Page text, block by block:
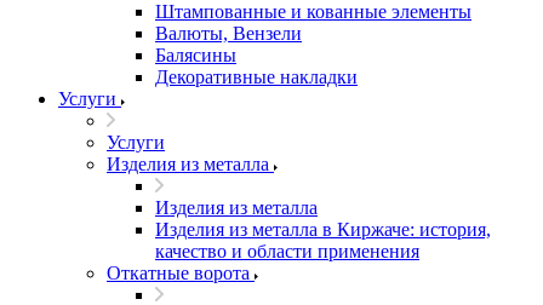
Штампованные и кованные элементы
Валюты, Вензели
Балясины
Декоративные накладки
Услуги
Услуги
Изделия из металла
Изделия из металла
Изделия из металла в Киржаче: история,
качество и области применения
Откатные ворота